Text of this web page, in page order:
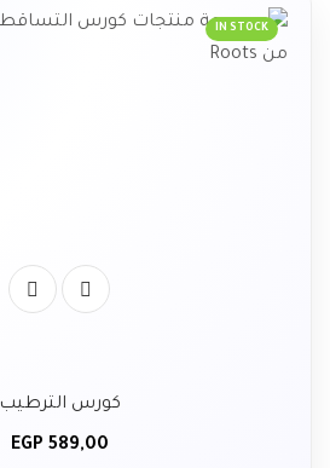
IN STOCK
كورس الترطيب
EGP 589,00